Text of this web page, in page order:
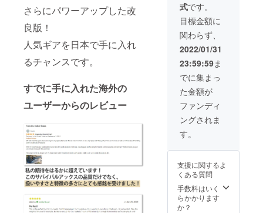
さらにパワーアップした改
良版！
人気ギアを日本で手に入れ
るチャンスです。
すでに手に入れた海外の
ユーザーからのレビュー
ます。
す。 ----
-----------
- 正当な
理由な
く刃物
する行
為は、
銃砲刀
剣類所
持等取
締法第
22条及
条第2号
により
禁止さ
れてい
ます。
】
↓↓↓
【早
割】
【¥8,04
7】(税
込・送
料無料)
-----------
----- ※税
込・送
料無料
※ 割引
の販売
格に対
するも
ので
す。 ----
式です。
目標金額に
関わらず、
2022/01/31
23:59:59ま
でに集まっ
た金額が
ファンディ
ングされま
す。
支援に関するよ
くある質問
手数料はいく
らかかります
か？